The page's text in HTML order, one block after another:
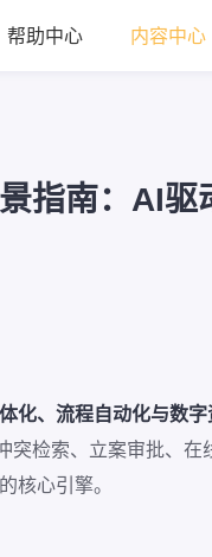
帮助中心 内容中心
指南：AI驱
化、流程自动化与数字
检索、立案审批、
核心引擎。